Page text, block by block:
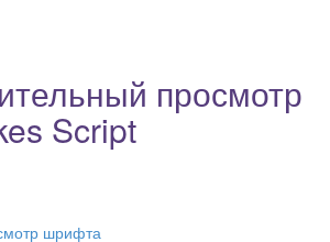
просмотр
Script
шрифта